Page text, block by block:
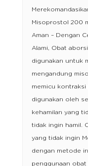
Misoprostol 200
Aman – Dengan
Alami, Obat
digunakan untuk
mengandung
memicu
digunakan oleh
kehamilan yang
tidak ingin hamil.
yang tidak ingin
dengan metode
penggunaan